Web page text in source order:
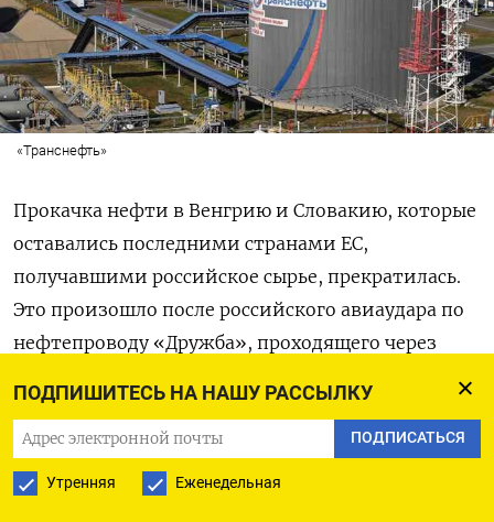
ПОДПИШИТЕСЬ НА НАШУ РАССЫЛКУ
ПОДПИСАТЬСЯ
Утренняя Еженедельная
«Транснефть»
Прокачка нефти в Венгрию и Словакию, которые
оставались последними странами ЕС,
получавшими российское сырье, прекратилась.
Это произошло после российского авиаудара по
нефтепроводу «Дружба», проходящего через
Хорватию помочь им с российскими поставками
– но морем. Однако морской экспорт в ЕС
запрещен с декабря 2022 года.